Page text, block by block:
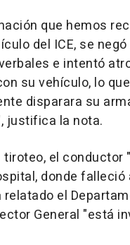
que hemos
del ICE, se
e intentó
su vehículo, lo
disparara su
justifica la nota.
tiroteo, el conductor
donde falleció
el
General "está